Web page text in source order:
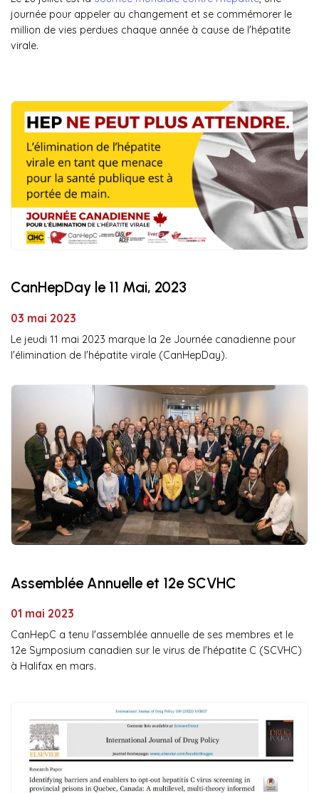
journée pour appeler au changement et se commémorer le
million de vies perdues chaque année à cause de l'hépatite
virale.
CanHepDay le 11 Mai, 2023
03 mai 2023
Le jeudi 11 mai 2023 marque la 2e Journée canadienne pour
l'élimination de l'hépatite virale (CanHepDay).
Assemblée Annuelle et 12e SCVHC
01 mai 2023
CanHepC a tenu l'assemblée annuelle de ses membres et le
12e Symposium canadien sur le virus de l'hépatite C (SCVHC)
à Halifax en mars.